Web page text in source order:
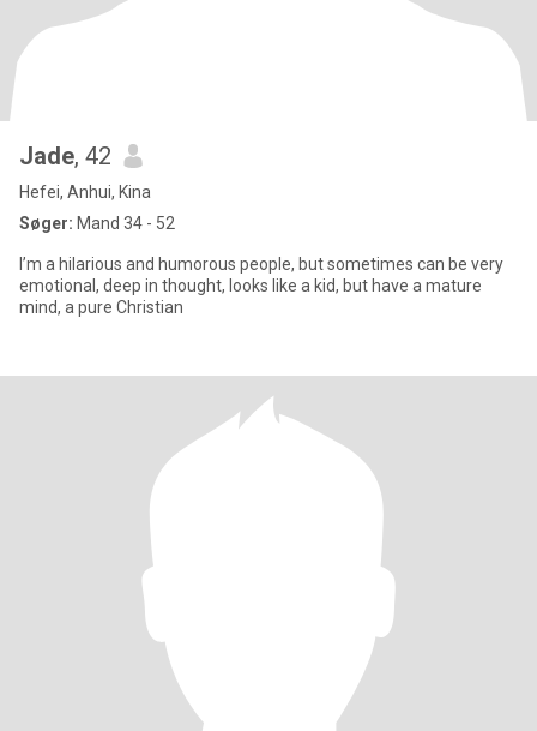
Jade, 42
Hefei, Anhui, Kina
Søger: Mand 34 - 52
I’m a hilarious and humorous people, but sometimes can be very
emotional, deep in thought, looks like a kid, but have a mature
mind, a pure Christian